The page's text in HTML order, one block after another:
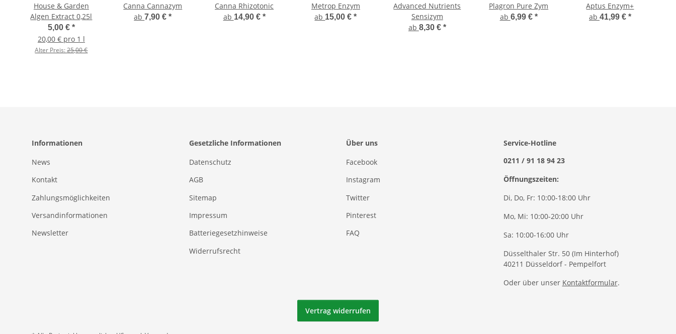
House & Garden
Algen Extract 0,25l
5,00 € *
20,00 € pro 1 l
Alter Preis:25,00 €
Canna Cannazym
ab7,90 €*
Canna Rhizotonic
ab 14,90 € *
Metrop Enzym
ab 15,00 €*
Advanced Nutrients
Sensizym
ab 8,30 € *
Plagron Pure Zym
ab 6,99 € *
Aptus Enzym+
ab 41,99 € *
Informationen
News
Kontakt
Zahlungsmöglichkeiten
Versandinformationen
Newsletter
Gesetzliche Informationen
Datenschutz
AGB
Sitemap
Impressum
Batteriegesetzhinweise
Widerrufsrecht
Über uns
Facebook
Instagram
Twitter
Pinterest
FAQ
Service-Hotline
0211 / 91 18 94 23
Öffnungszeiten:
Di, Do, Fr: 10:00-18:00 Uhr
Mo, Mi: 10:00-20:00 Uhr
Sa: 10:00-16:00 Uhr
Düsselthaler Str. 50 (Im Hinterhof)
40211 Düsseldorf - Pempelfort
Oder über unser Kontaktformular.
Vertrag widerrufen